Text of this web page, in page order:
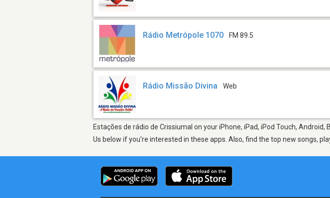
Rádio Metrópole 1070 FM 89.5
Rádio Missão Divina Web
Estações de rádio de Crissiumal on your iPhone, iPad, iPod Touch,
Us below if you're interested in these apps. Also, find the top new songs,